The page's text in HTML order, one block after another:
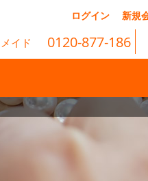
テ
キ
ッ
ログイン 新規
イド 0120-877-186
検
索